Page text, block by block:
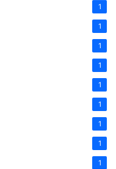
1
1
1
1
1
1
1
1
1